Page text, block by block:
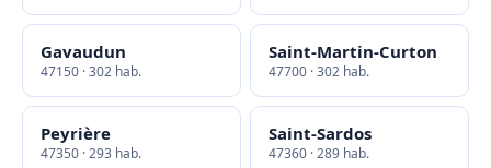
Gavaudun
47150 · 302 hab.
Saint-Martin-Curton
47700 · 302 hab.
Peyrière
47350 · 293 hab.
Saint-Sardos
47360 · 289 hab.